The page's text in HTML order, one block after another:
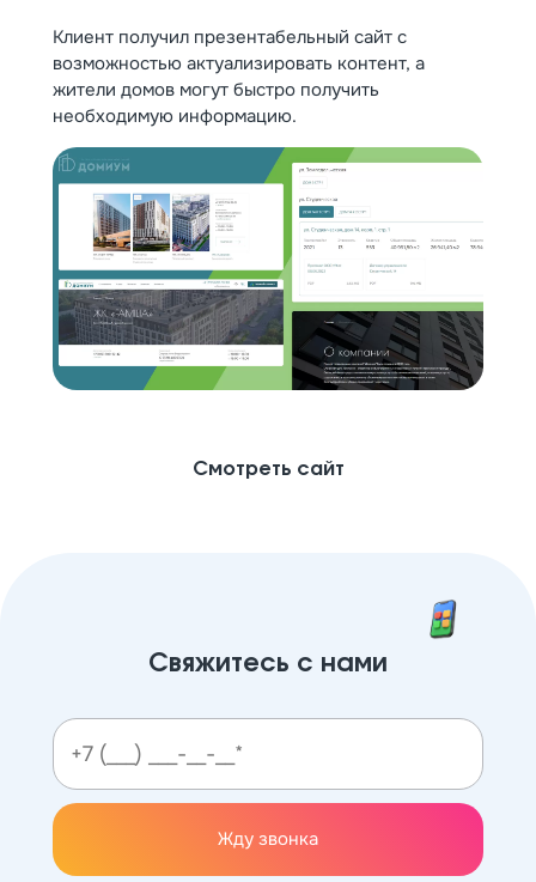
Клиент получил презентабельный сайт с
возможностью актуализировать контент, а
жители домов могут быстро получить
необходимую информацию.
Смотреть сайт
Свяжитесь с нами
Жду звонка